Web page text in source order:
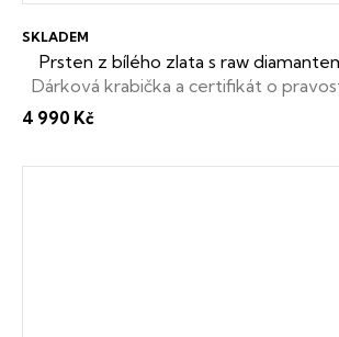
Prsten z bílého zlata s raw
Dárková krabička a certifikát o
SKLADEM
4 990 Kč